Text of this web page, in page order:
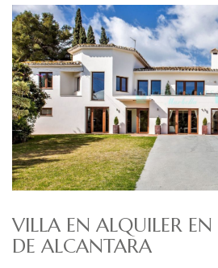
VILLA EN ALQUILER
DE ALCANTARA